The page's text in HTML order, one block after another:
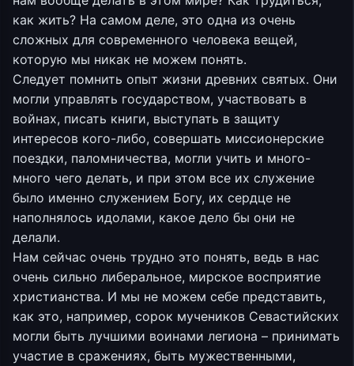
как жить? На самом деле, это одна из очень
сложных для современного человека вещей,
которую мы никак не можем понять.
Следует помнить опыт жизни древних святых. Они
могли управлять государством, участвовать в
войнах, писать книги, выступать в защиту
интересов кого-либо, совершать миссионерские
поездки, паломничества, могли учить и много-
много чего делать, и при этом все их служение
было именно служением Богу, их сердце не
наполнялось идолами, какое дело бы они не
делали.
Нам сейчас очень трудно это понять, ведь в нас
очень сильно либеральное, мирское восприятие
христианства. И мы не можем себе представить,
как это, например, сорок мучеников Севастийских
могли быть лучшими воинами легиона – принимать
участие в сражениях, быть мужественными,